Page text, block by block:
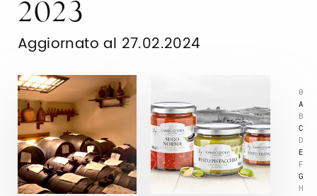
0
A
B
C
D
E
F
G
H
2023
Aggiornato al 27.02.2024